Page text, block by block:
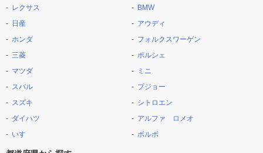
レクサス
日産
ホンダ
三菱
マツダ
スバル
スズキ
ダイハツ
いすゞ
BMW
アウディ
フォルクスワーゲン
ポルシェ
ミニ
プジョー
シトロエン
アルファ ロメオ
ボルボ